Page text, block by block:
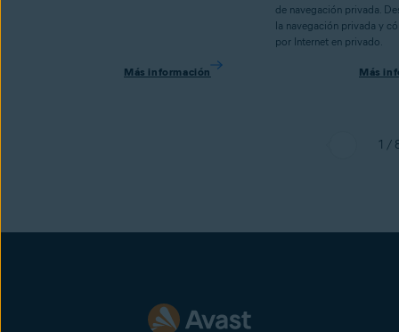
Más información
de navegación privada.
la navegación privada y
por Internet en privado.
Más
1 /